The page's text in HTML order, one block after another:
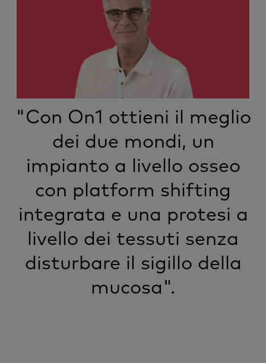
"Con On1 ottieni il meglio
dei due mondi, un
impianto a livello osseo
con platform shifting
integrata e una protesi a
livello dei tessuti senza
disturbare il sigillo della
mucosa".